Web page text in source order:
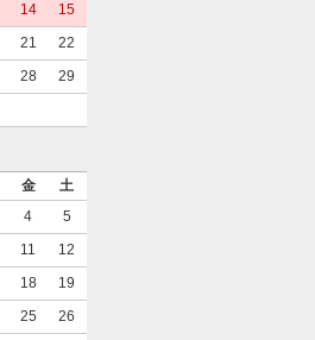
14
15
21
22
28
29
金
土
4
5
11
12
18
19
25
26